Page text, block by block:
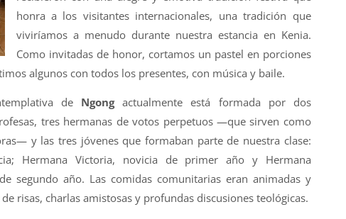
honra a los visitantes internacionales, una tradición que
viviríamos a menudo durante nuestra estancia en Kenia.
Como invitadas de honor, cortamos un pastel en porciones
algunos con todos los presentes, con música y baile.
de Ngongactualmente está formada por dos
tres hermanas de votos perpetuos —que sirven como
y las tres jóvenes que formaban parte de nuestra clase:
Hermana Victoria, novicia de primer año y Hermana
segundo año. Las comidas comunitarias eran animadas y
risas, charlas amistosas y profundas discusiones teológicas.